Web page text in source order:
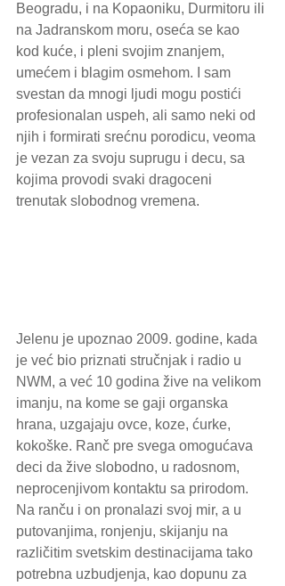
Beogradu, i na Kopaoniku, Durmitoru ili
na Jadranskom moru, oseća se kao
kod kuće, i pleni svojim znanjem,
umećem i blagim osmehom. I sam
svestan da mnogi ljudi mogu postići
profesionalan uspeh, ali samo neki od
njih i formirati srećnu porodicu, veoma
je vezan za svoju suprugu i decu, sa
kojima provodi svaki dragoceni
trenutak slobodnog vremena.
Jelenu je upoznao 2009. godine, kada
je već bio priznati stručnjak i radio u
NWM, a već 10 godina žive na velikom
imanju, na kome se gaji organska
hrana, uzgajaju ovce, koze, ćurke,
kokoške. Ranč pre svega omogućava
deci da žive slobodno, u radosnom,
neprocenjivom kontaktu sa prirodom.
Na ranču i on pronalazi svoj mir, a u
putovanjima, ronjenju, skijanju na
različitim svetskim destinacijama tako
potrebna uzbudjenja, kao dopunu za